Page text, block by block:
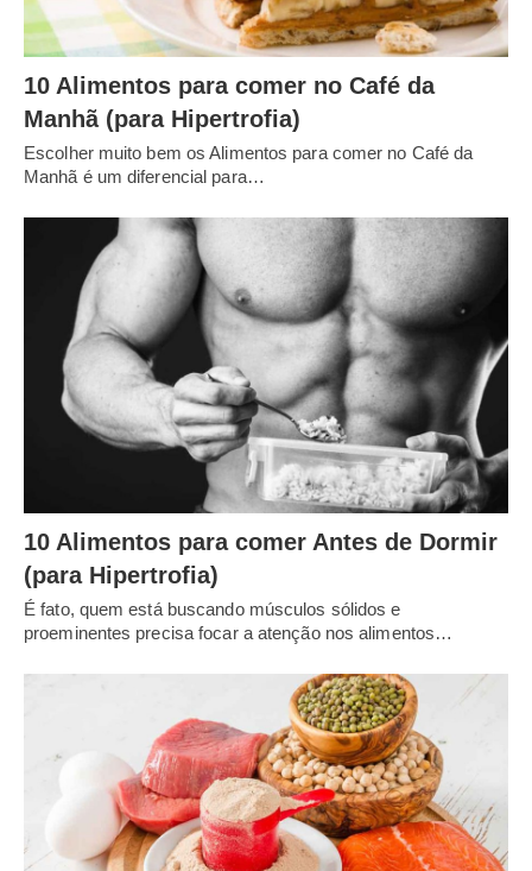
10 Alimentos para comer no Café da
Manhã (para Hipertrofia)
Escolher muito bem os Alimentos para comer no Café da
Manhã é um diferencial para…
10 Alimentos para comer Antes de Dormir
(para Hipertrofia)
É fato, quem está buscando músculos sólidos e
proeminentes precisa focar a atenção nos alimentos…